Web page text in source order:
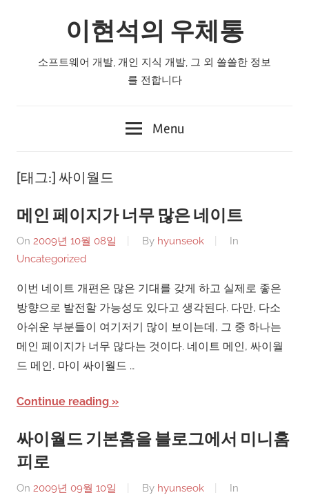
이현석의 우체통
소프트웨어 개발, 개인 지식 개발, 그 외 쏠쏠한 정보
를 전합니다
Menu
[태그:] 싸이월드
메인 페이지가 너무 많은 네이트
On 2009년 10월 08일 By hyunseok
In
Uncategorized
이번 네이트 개편은 많은 기대를 갖게 하고 실제로 좋은
방향으로 발전할 가능성도 있다고 생각된다. 다만, 다소
아쉬운 부분들이 여기저기 많이 보이는데, 그 중 하나는
메인 페이지가 너무 많다는 것이다. 네이트 메인, 싸이월
드 메인, 마이 싸이월드 …
Continue reading
싸이월드 기본홈을 블로그에서 미니홈
피로
On 2009년 09월 10일 By hyunseok
In